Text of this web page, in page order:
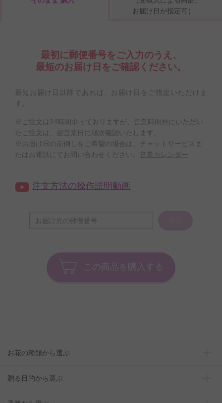
お届け日が指定可）
最初に郵便番号をご入力のうえ、
最短のお届け日をご確認ください。
最短お届け日以降であれば、お届け日をご指定いただけま
す。
※ご注文は24時間承っておりますが、営業時間外にいただい
たご注文は、翌営業日に順次確認いたします。
※お届け日の前倒しをご希望の場合は、チャットサービスま
たはお電話にてお問い合わせください。
営業カレンダー
注文方法の操作説明動画
この商品を購入する
お花の種類から選ぶ
贈る目的から選ぶ